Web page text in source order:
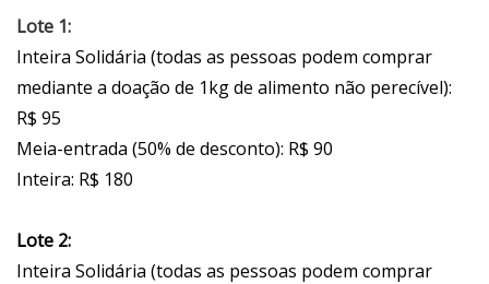
Lote 1:
Inteira Solidária (todas as pessoas podem comprar
mediante a doação de 1kg de alimento não perecível):
R$ 95
Meia-entrada (50% de desconto): R$ 90
Inteira: R$ 180
Lote 2:
Inteira Solidária (todas as pessoas podem comprar